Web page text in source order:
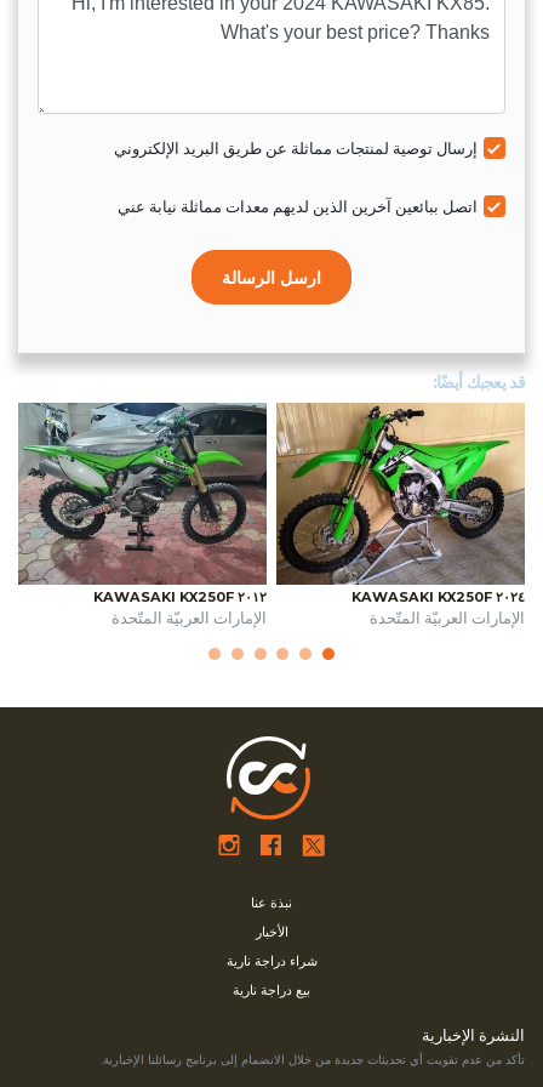
إرسال توصية لمنتجات مماثلة عن طريق البريد الإلكتروني
اتصل ببائعين آخرين الذين لديهم معدات مماثلة نيابة عني
ارسل الرسالة
قد يعجبك أيضًا:
٢٠٢٤ KAWASAKI KX250F
الإمارات العربيّة المتّحدة
٢٠١٢ KAWASAKI KX250F
الإمارات العربيّة المتّحدة
نبذة عنا
الأخبار
شراء دراجة نارية
بيع دراجة نارية
النشرة الإخبارية
تأكد من عدم تفويت أي تحديثات جديدة من خلال الانضمام إلى برنامج رسائلنا الإخبارية.